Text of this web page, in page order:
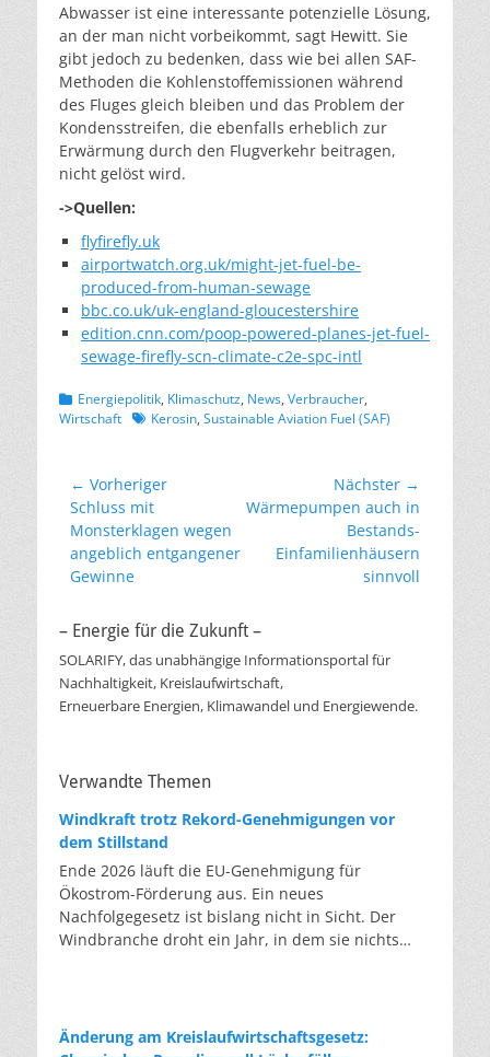
Abwasser ist eine interessante potenzielle Lösung,
an der man nicht vorbeikommt, sagt Hewitt. Sie
gibt jedoch zu bedenken, dass wie bei allen SAF-
Methoden die Kohlenstoffemissionen während
des Fluges gleich bleiben und das Problem der
Kondensstreifen, die ebenfalls erheblich zur
Erwärmung durch den Flugverkehr beitragen,
nicht gelöst wird.
->Quellen:
flyfirefly.uk
airportwatch.org.uk/might-jet-fuel-be-
produced-from-human-sewage
bbc.co.uk/uk-england-gloucestershire
edition.cnn.com/poop-powered-planes-jet-fuel-
sewage-firefly-scn-climate-c2e-spc-intl
Kategorien
Energiepolitik, Klimaschutz, News, Verbraucher,
Wirtschaft Schlagworte
Kerosin, Sustainable Aviation Fuel (SAF)
Beitragsnavigation
← Vorheriger
Vorheriger
Beitrag:
Schluss mit
Monsterklagen wegen
angeblich entgangener
Gewinne
Nächster →
Nächster
Wärmepumpen auch in
Bestands-
Einfamilienhäusern
sinnvoll
– Energie für die Zukunft –
SOLARIFY, das unabhängige Informationsportal für
Nachhaltigkeit, Kreislaufwirtschaft,
Erneuerbare Energien, Klimawandel und Energiewende.
Verwandte Themen
Windkraft trotz Rekord-Genehmigungen vor
dem Stillstand
Ende 2026 läuft die EU-Genehmigung für
Ökostrom-Förderung aus. Ein neues
Nachfolgegesetz ist bislang nicht in Sicht. Der
Windbranche droht ein Jahr, in dem sie nichts
die Verfahren laufen heute deutlich schneller. Die
Änderung am Kreislaufwirtschaftsgesetz: